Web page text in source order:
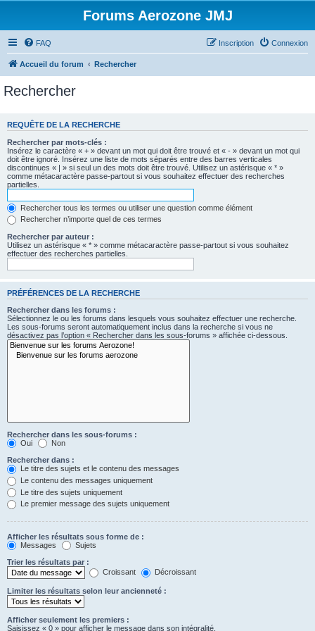
Forums Aerozone JMJ
FAQ Connexion
Inscription
Accueil du forum Rechercher
Rechercher
REQUÊTE DE LA RECHERCHE
Rechercher par mots-clés :
Insérez le caractère « + » devant un mot qui doit être trouvé et « - » devant un mot qui
doit être ignoré. Insérez une liste de mots séparés entre des barres verticales
discontinues « | » si seul un des mots doit être trouvé. Utilisez un astérisque « * »
comme métacaractère passe-partout si vous souhaitez effectuer des recherches
partielles.
Rechercher tous les termes ou utiliser une question comme élément
Rechercher n’importe quel de ces termes
Rechercher par auteur :
Utilisez un astérisque « * » comme métacaractère passe-partout si vous souhaitez
effectuer des recherches partielles.
PRÉFÉRENCES DE LA RECHERCHE
Rechercher dans les forums :
Sélectionnez le ou les forums dans lesquels vous souhaitez effectuer une recherche.
Les sous-forums seront automatiquement inclus dans la recherche si vous ne
désactivez pas l’option « Rechercher dans les sous-forums » affichée ci-dessous.
Rechercher dans les sous-forums :
Oui
Non
Rechercher dans :
Le titre des sujets et le contenu des messages
Le contenu des messages uniquement
Le titre des sujets uniquement
Le premier message des sujets uniquement
Afficher les résultats sous forme de :
Messages
Sujets
Trier les résultats par :
Croissant
Décroissant
Limiter les résultats selon leur ancienneté :
Afficher seulement les premiers :
Saisissez « 0 » pour afficher le message dans son intégralité.